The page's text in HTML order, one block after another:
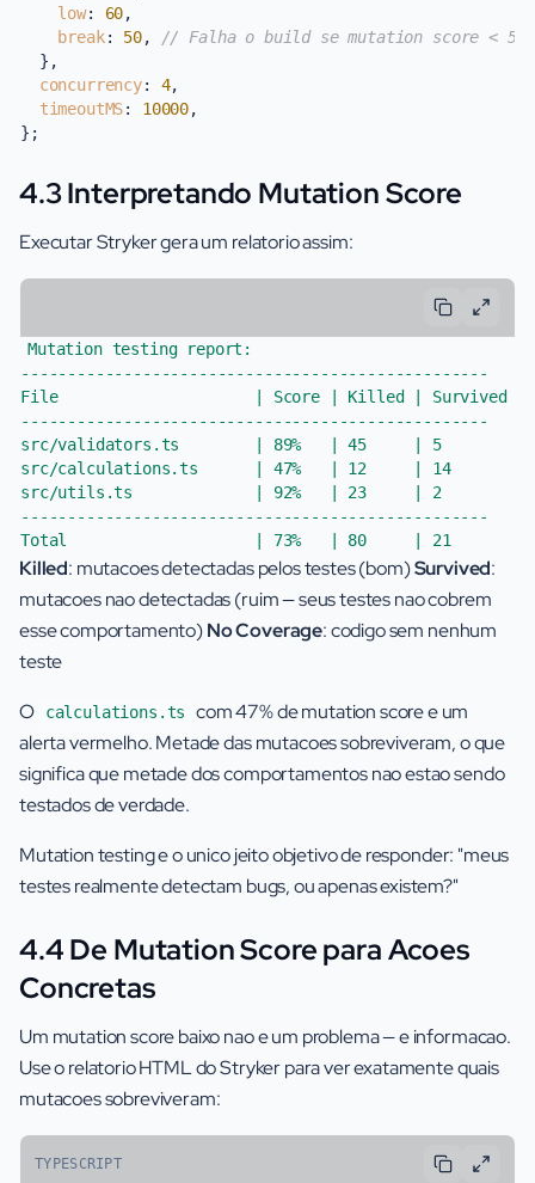
low: 60,
break: 50,
// Falha o build se mutation score < 50%
  },
concurrency: 4,
timeoutMS: 10000,
4.3 Interpretando Mutation Score
Executar Stryker gera um relatorio assim:
Mutation testing report:
--------------------------------------------------
File                     | Score | Killed | Survived | No
--------------------------------------------------
src/validators.ts        | 89%   | 45     | 5        |
src/calculations.ts      | 47%   | 12     | 14       |
src/utils.ts             | 92%   | 23     | 2        |
--------------------------------------------------
Killed: mutacoes detectadas pelos testes (bom)Survived:
mutacoes nao detectadas (ruim — seus testes nao cobrem
esse comportamento)No Coverage: codigo sem nenhum
teste
O
calculations.ts
com 47% de mutation score e um
alerta vermelho. Metade das mutacoes sobreviveram, o que
significa que metade dos comportamentos nao estao sendo
testados de verdade.
Mutation testing e o unico jeito objetivo de responder: "meus
testes realmente detectam bugs, ou apenas existem?"
4.4 De Mutation Score para Acoes
Concretas
Um mutation score baixo nao e um problema — e informacao.
Use o relatorio HTML do Stryker para ver exatamente quais
mutacoes sobreviveram:
TYPESCRIPT